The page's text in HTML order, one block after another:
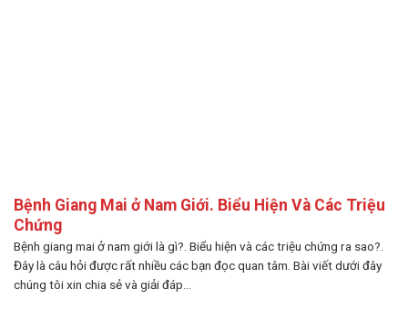
Bệnh Giang Mai ở Nam Giới. Biểu Hiện Và Các Triệu
Chứng
Bệnh giang mai ở nam giới là gì?. Biểu hiện và các triệu chứng ra sao?.
Đây là câu hỏi được rất nhiều các bạn đọc quan tâm. Bài viết dưới đây
chúng tôi xin chia sẻ và giải đáp...